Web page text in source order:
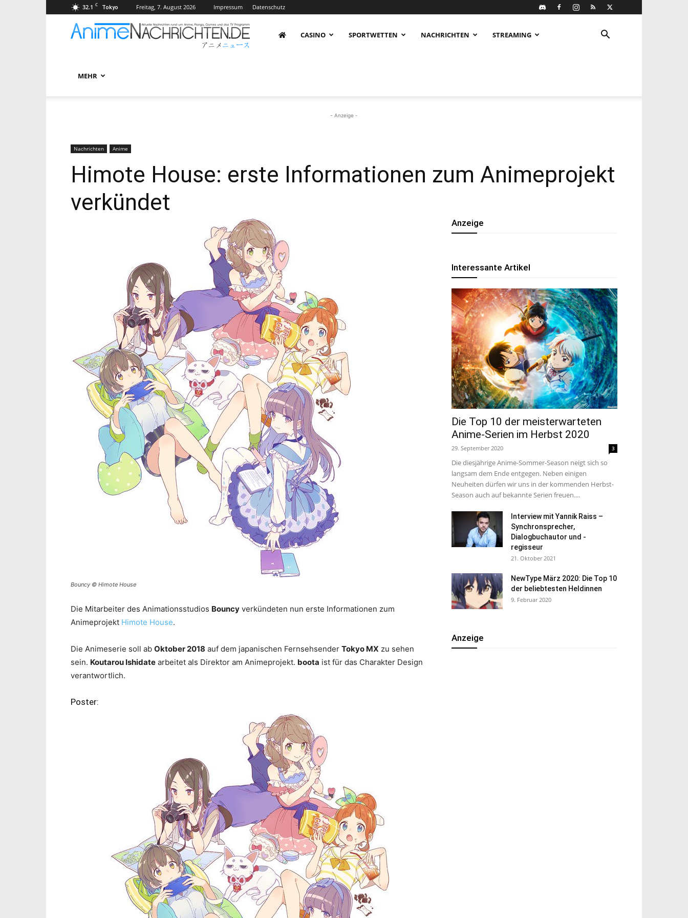
32.1 C Tokyo Freitag, 7. August 2026 Impressum Datenschutz
AnimeNachrichten
um
Anime,
Manga
und
Games
CASINO SPORTWETTEN NACHRICHTEN STREAMING
MEHR
- Anzeige -
Nachrichten Anime
Himote House: erste Informationen zum Animeprojekt
verkündet
Bouncy © Himote House
Die Mitarbeiter des Animationsstudios Bouncy verkündeten nun erste Informationen zum
Animeprojekt Himote House.
Die Animeserie soll ab Oktober 2018 auf dem japanischen Fernsehsender Tokyo MX zu sehen
sein. Koutarou Ishidate arbeitet als Direktor am Animeprojekt. boota ist für das Charakter Design
verantwortlich.
Poster:
Anzeige
Interessante Artikel
Die Top 10 der meisterwarteten
Anime-Serien im Herbst 2020
29. September 2020 3
Die diesjährige Anime-Sommer-Season neigt sich so
langsam dem Ende entgegen. Neben einigen
Neuheiten dürfen wir uns in der kommenden Herbst-
Season auch auf bekannte Serien freuen....
Interview mit Yannik Raiss –
Synchronsprecher,
Dialogbuchautor und -
regisseur
21. Oktober 2021
NewType März 2020: Die Top 10
der beliebtesten Heldinnen
9. Februar 2020
Anzeige